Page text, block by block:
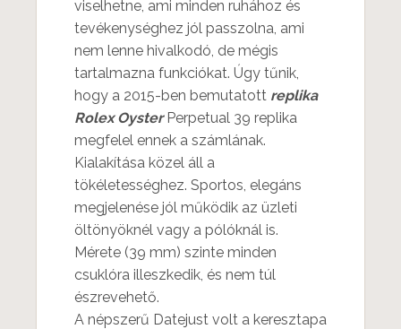
viselhetne, ami minden ruhához és
tevékenységhez jól passzolna, ami
nem lenne hivalkodó, de mégis
tartalmazna funkciókat. Úgy tűnik,
hogy a 2015-ben bemutatott replika
Rolex Oyster Perpetual 39 replika
megfelel ennek a számlának.
Kialakítása közel áll a
tökéletességhez. Sportos, elegáns
megjelenése jól működik az üzleti
öltönyöknél vagy a pólóknál is.
Mérete (39 mm) szinte minden
csuklóra illeszkedik, és nem túl
észrevehető.
A népszerű Datejust volt a keresztapa